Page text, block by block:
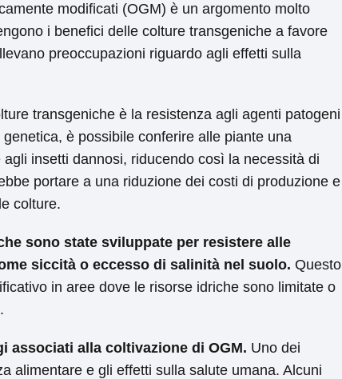
modificati (OGM) è un argomento molto
i benefici delle colture transgeniche a favore
preoccupazioni riguardo agli effetti sulla
transgeniche è la resistenza agli agenti patogeni
è possibile conferire alle piante una
insetti dannosi, riducendo così la necessità di
portare a una riduzione dei costi di produzione e
colture.
sono state sviluppate per resistere alle
siccità o eccesso di salinità nel suolo. Questo
in aree dove le risorse idriche sono limitate o
associati alla coltivazione di OGM. Uno dei
alimentare e gli effetti sulla salute umana. Alcuni